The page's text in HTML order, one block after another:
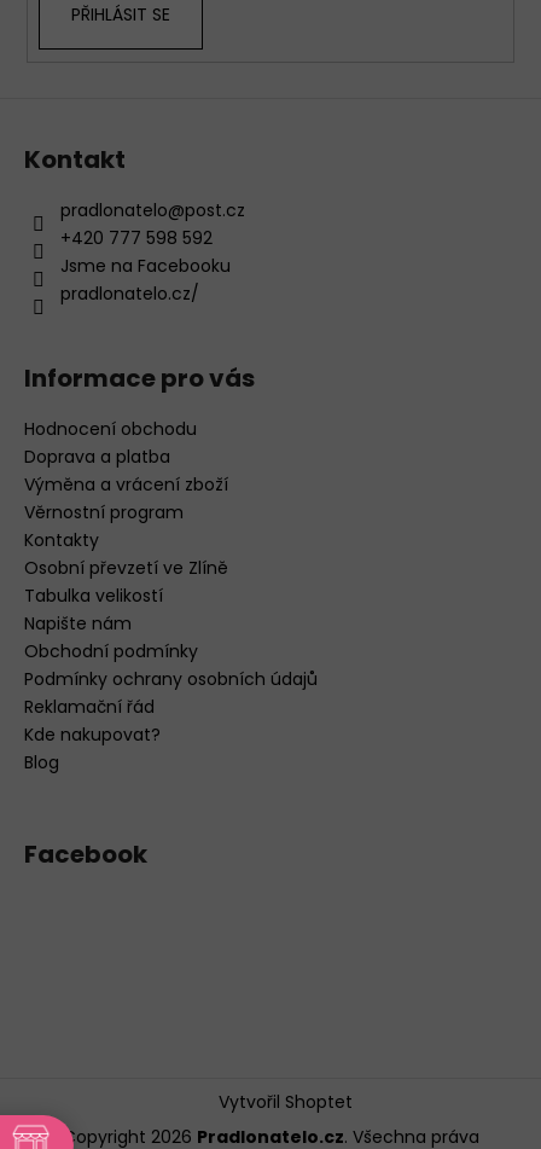
PŘIHLÁSIT SE
Kontakt
pradlonatelo@post.cz
+420 777 598 592
Jsme na Facebooku
pradlonatelo.cz/
Informace pro vás
Hodnocení obchodu
Doprava a platba
Výměna a vrácení zboží
Věrnostní program
Kontakty
Osobní převzetí ve Zlíně
Tabulka velikostí
Napište nám
Obchodní podmínky
Podmínky ochrany osobních údajů
Reklamační řád
Kde nakupovat?
Blog
Facebook
Vytvořil Shoptet
Copyright 2026 Pradlonatelo.cz. Všechna práva